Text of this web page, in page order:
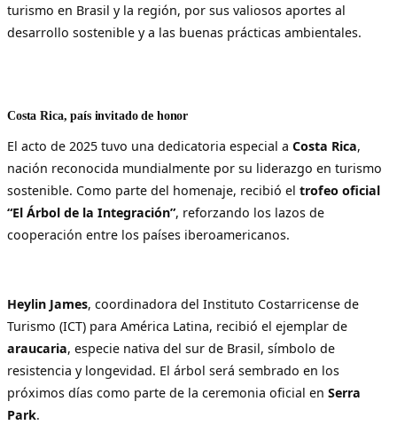
turismo en Brasil y la región, por sus valiosos aportes al
desarrollo sostenible y a las buenas prácticas ambientales.
Costa Rica, país invitado de honor
El acto de 2025 tuvo una dedicatoria especial a Costa Rica,
nación reconocida mundialmente por su liderazgo en turismo
sostenible. Como parte del homenaje, recibió el trofeo oficial
“El Árbol de la Integración”, reforzando los lazos de
cooperación entre los países iberoamericanos.
Heylin James, coordinadora del Instituto Costarricense de
Turismo (ICT) para América Latina, recibió el ejemplar de
araucaria, especie nativa del sur de Brasil, símbolo de
resistencia y longevidad. El árbol será sembrado en los
próximos días como parte de la ceremonia oficial en Serra
Park.